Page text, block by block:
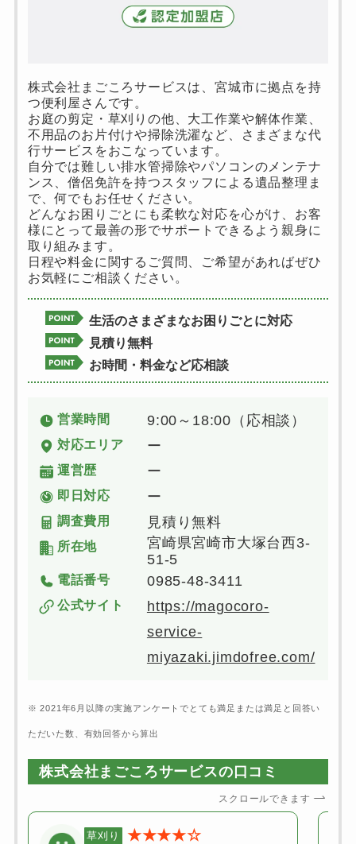
株式会社まごころサービスは、宮城市に拠点を持
つ便利屋さんです。
お庭の剪定・草刈りの他、大工作業や解体作業、
不用品のお片付けや掃除洗濯など、さまざまな代
行サービスをおこなっています。
自分では難しい排水管掃除やパソコンのメンテナ
ンス、僧侶免許を持つスタッフによる遺品整理ま
で、何でもお任せください。
どんなお困りごとにも柔軟な対応を心がけ、お客
様にとって最善の形でサポートできるよう親身に
取り組みます。
日程や料金に関するご質問、ご希望があればぜひ
お気軽にご相談ください。
生活のさまざまなお困りごとに対応
見積り無料
お時間・料金など応相談
営業時間 9:00～18:00（応相談）
対応エリア ー
運営歴 ー
即日対応 ー
調査費用 見積り無料
所在地
宮崎県宮崎市大塚台西3-
51-5
電話番号 0985-48-3411
公式サイト
https://magocoro-
service-
miyazaki.jimdofree.com/
※ 2021年6月以降の実施アンケートでとても満足または満足と回答い
ただいた数、有効回答から算出
株式会社まごころサービスの口コミ
スクロールできます
草刈り ★★★★☆